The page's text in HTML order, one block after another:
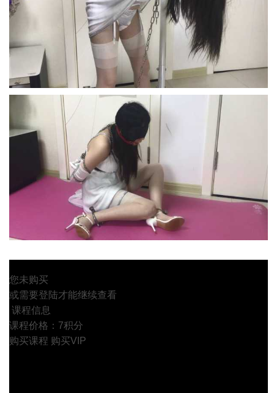
您未购买
或需要登陆才能继续查看
课程信息
课程价格：7积分
购买课程 购买VIP